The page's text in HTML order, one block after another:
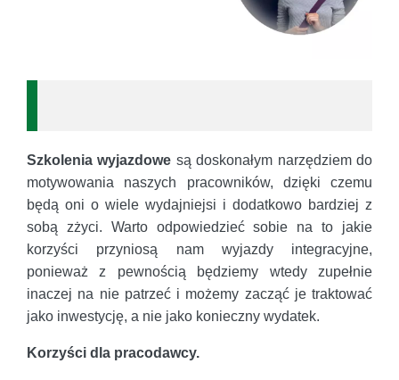
Szkolenia wyjazdowe są doskonałym narzędziem do
motywowania naszych pracowników, dzięki czemu
będą oni o wiele wydajniejsi i dodatkowo bardziej z
sobą zżyci. Warto odpowiedzieć sobie na to jakie
korzyści przyniosą nam wyjazdy integracyjne,
ponieważ z pewnością będziemy wtedy zupełnie
inaczej na nie patrzeć i możemy zacząć je traktować
jako inwestycję, a nie jako konieczny wydatek.
Korzyści dla pracodawcy.